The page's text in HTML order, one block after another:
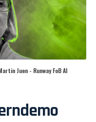
Juen - Runway FoB AI